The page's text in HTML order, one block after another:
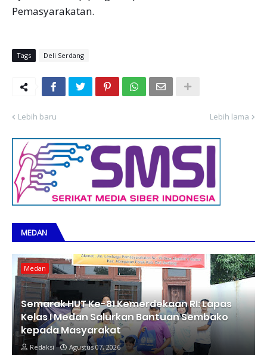
Pemasyarakatan.
Tags Deli Serdang
Lebih baru Lebih lama
MEDAN
Medan
Semarak HUT Ke-81 Kemerdekaan RI: Lapas
Kelas I Medan Salurkan Bantuan Sembako
kepada Masyarakat
Redaksi Agustus 07, 2026